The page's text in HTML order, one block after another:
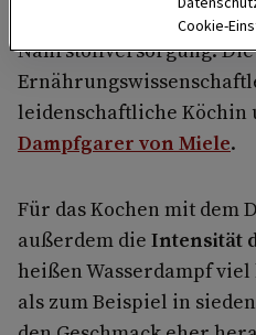
ausgewogeneren
Nährstoffversorgung. Die
leidenschaftliche Köchin
Dampfgarer von Miele.
Für das Kochen mit dem
außerdem die Intensität
heißen Wasserdampf
als zum Beispiel in
Cookie-